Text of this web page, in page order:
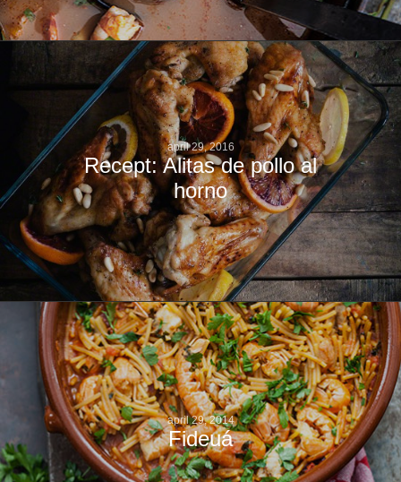
april 29, 2016
Recept: Alitas de pollo al
horno
april 29, 2014
Fideuá